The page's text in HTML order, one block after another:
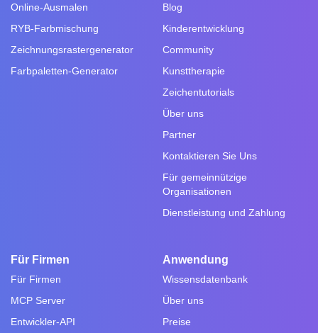
Online-Ausmalen
RYB-Farbmischung
Zeichnungsrastergenerator
Farbpaletten-Generator
Blog
Kinderentwicklung
Community
Kunsttherapie
Zeichentutorials
Über uns
Partner
Kontaktieren Sie Uns
Für gemeinnützige
Organisationen
Dienstleistung und Zahlung
Für Firmen
Für Firmen
MCP Server
Entwickler-API
Anwendung
Wissensdatenbank
Über uns
Preise